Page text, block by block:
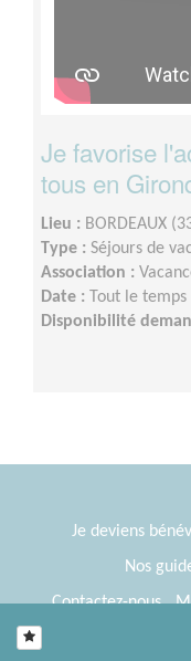
Je favorise
tous en
Lieu : BORDEAUX
Type : Séjours de
Association :
Date : Tout le temps
Disponibilité
Je deviens
Nos
Contactez-nous